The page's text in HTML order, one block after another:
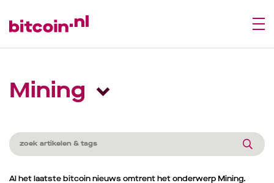
Mining
Al het laatste bitcoin nieuws omtrent het onderwerp Mining.